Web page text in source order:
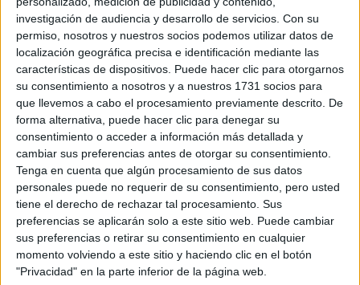
investigación de audiencia y desarrollo de servicios. Con su
permiso, nosotros y nuestros socios podemos utilizar datos de
localización geográfica precisa e identificación mediante las
características de dispositivos. Puede hacer clic para otorgarnos
su consentimiento a nosotros y a nuestros 1731 socios para
que llevemos a cabo el procesamiento previamente descrito. De
forma alternativa, puede hacer clic para denegar su
consentimiento o acceder a información más detallada y
cambiar sus preferencias antes de otorgar su consentimiento.
Tenga en cuenta que algún procesamiento de sus datos
personales puede no requerir de su consentimiento, pero usted
tiene el derecho de rechazar tal procesamiento. Sus
preferencias se aplicarán solo a este sitio web. Puede cambiar
sus preferencias o retirar su consentimiento en cualquier
momento volviendo a este sitio y haciendo clic en el botón
"Privacidad" en la parte inferior de la página web.
Conservación de Bienes Culturales aunque me da algo de
miedo escoger esta opción, por eso querría alguna
referencia, opinión o sugerencia en relación a este grado que
me aclare algo más las ideas.
También me da miedocambiarme de una carrera de
ciencias de la salud a una de artes en relación a las salidas
profesionales, si alguien tiene alguna experiencia parecida
podría comentármela.
Gracias!! Un saludo <3
Inicio
Etiquetas:
La universidad - un mundo
Restauracion y Conservacion de Bienes Culturales